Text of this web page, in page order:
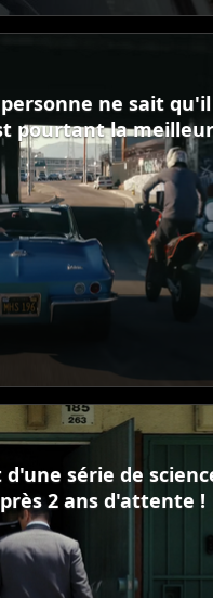
ne sait
pourtant la
série de
2 ans d'attente !